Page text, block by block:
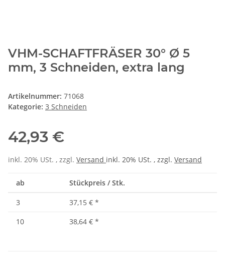
VHM-SCHAFTFRÄSER 30° Ø 5
mm, 3 Schneiden, extra lang
Artikelnummer: 71068
Kategorie: 3 Schneiden
42,93 €
inkl. 20% USt. , zzgl. Versand inkl. 20% USt. , zzgl. Versand
ab Stückpreis / Stk.
3 37,15 € *
10
38,64 € *